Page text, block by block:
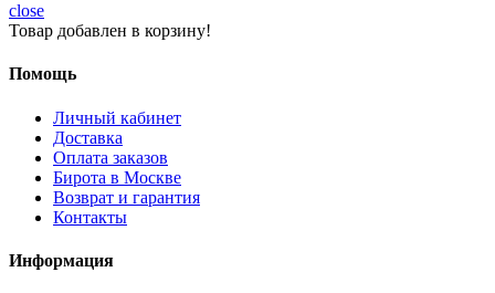
close
Товар добавлен в корзину!
Помощь
Личный кабинет
Доставка
Оплата заказов
Бирота в Москве
Возврат и гарантия
Контакты
Информация